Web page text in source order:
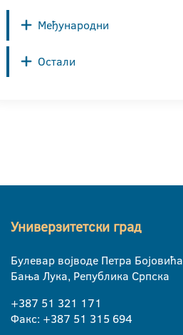
Међународни
Остали
Универзитетски град
Булевар војводе Петра Бојовића
Бања Лука, Република Српска
+387 51 321 171
Факс: +387 51 315 694